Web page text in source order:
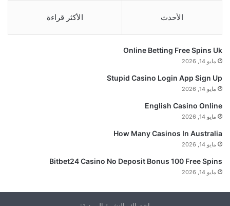
الأحدث الأكثر قراءة
Online Betting Free Spins Uk
مايو 14, 2026
Stupid Casino Login App Sign Up
مايو 14, 2026
English Casino Online
مايو 14, 2026
How Many Casinos In Australia
مايو 14, 2026
Bitbet24 Casino No Deposit Bonus 100 Free Spins
مايو 14, 2026